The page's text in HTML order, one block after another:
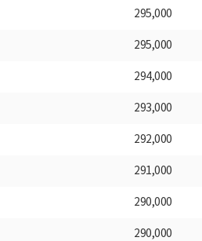
295,000
295,000
294,000
293,000
292,000
291,000
290,000
290,000